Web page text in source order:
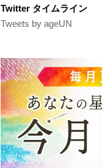
Twitter タイムライン
Tweets by ageUN